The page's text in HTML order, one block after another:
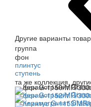
Другие варианты
группа
фон
плинтус
ступень
та же коллекция,